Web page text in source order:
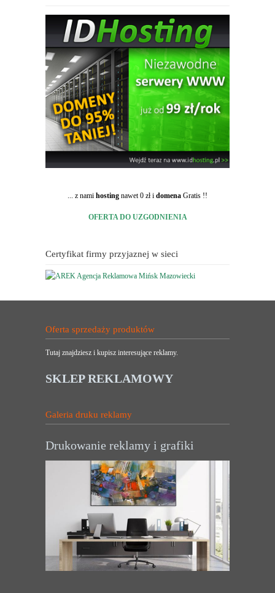
... z nami hosting nawet 0 zł i domena Gratis !!
OFERTA DO UZGODNIENIA
Certyfikat firmy przyjaznej w sieci
Oferta sprzedaży produktów
Tutaj znajdziesz i kupisz interesujące reklamy.
SKLEP REKLAMOWY
Galeria druku reklamy
Drukowanie reklamy i grafiki